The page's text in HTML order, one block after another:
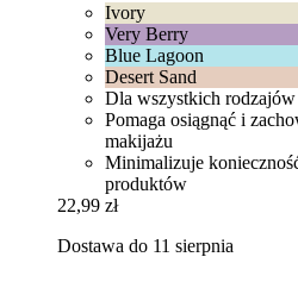
Ivory
Very Berry
Blue Lagoon
Desert Sand
Dla wszystkich
Pomaga osiągnąć i
makijażu
Minimalizuje
produktów
22,99 zł
Dostawa do 11 sierpnia